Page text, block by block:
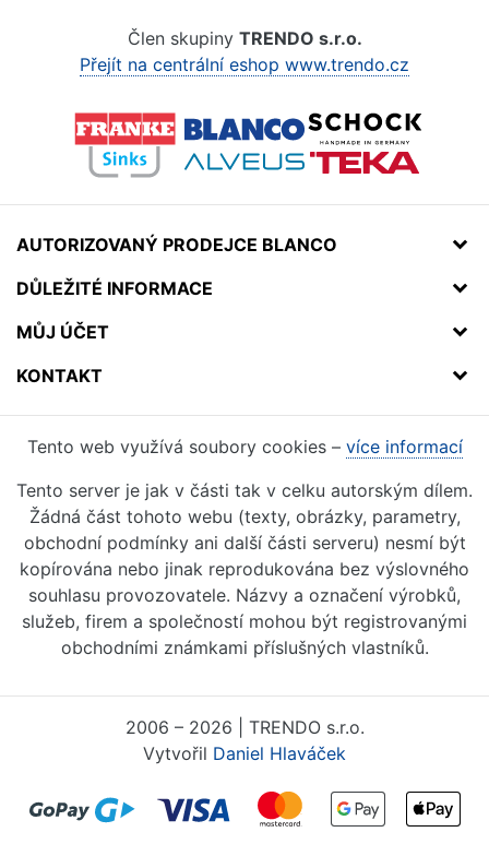
Člen skupiny TRENDO s.r.o.
Přejít na centrální eshop www.trendo.cz
AUTORIZOVANÝ PRODEJCE BLANCO
DŮLEŽITÉ INFORMACE
MŮJ ÚČET
KONTAKT
Tento web využívá soubory cookies – více informací
Tento server je jak v části tak v celku autorským dílem.
Žádná část tohoto webu (texty, obrázky, parametry,
obchodní podmínky ani další části serveru) nesmí být
kopírována nebo jinak reprodukována bez výslovného
souhlasu provozovatele. Názvy a označení výrobků,
služeb, firem a společností mohou být registrovanými
obchodními známkami příslušných vlastníků.
2006 – 2026 | TRENDO s.r.o.
Vytvořil Daniel Hlaváček